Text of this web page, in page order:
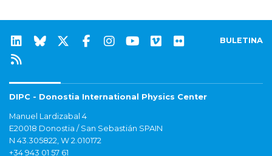
BULETINA
DIPC - Donostia International Physics Center
Manuel Lardizabal 4
E20018 Donostia / San Sebastián SPAIN
N 43.305822, W 2.010172
+34 943 01 57 61